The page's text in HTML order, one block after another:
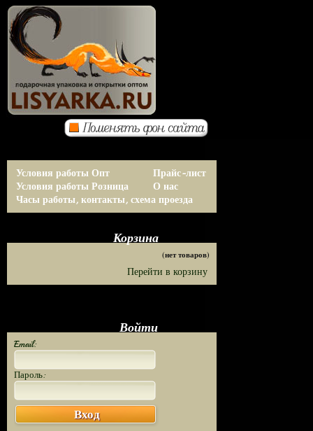
Условия работы Опт
Условия работы Розница
Прайс-лист
О нас
Часы работы, контакты, схема проезда
Корзина
(нет товаров)
Перейти в корзину
Войти
Email:
Пароль:
Вход